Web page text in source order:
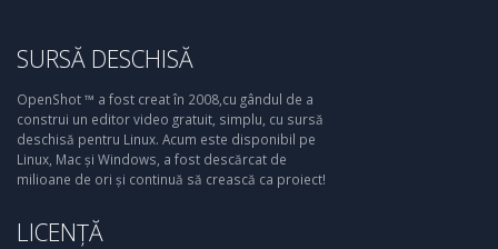
SURSĂ DESCHISĂ
OpenShot ™ a fost creat în 2008,cu gândul de a
construi un editor video gratuit, simplu, cu sursă
deschisă pentru Linux. Acum este disponibil pe
Linux, Mac și Windows, a fost descărcat de
milioane de ori și continuă să crească ca proiect!
LICENȚĂ